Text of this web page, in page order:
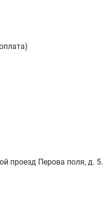
проезд Перова поля, д. 5.